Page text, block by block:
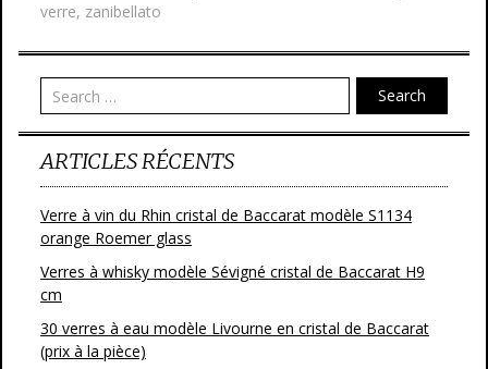
verre, zanibellato
Search
ARTICLES RÉCENTS
Verre à vin du Rhin cristal de Baccarat modèle S1134
orange Roemer glass
Verres à whisky modèle Sévigné cristal de Baccarat H9
cm
30 verres à eau modèle Livourne en cristal de Baccarat
(prix à la pièce)